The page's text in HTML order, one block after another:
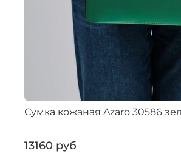
Сумка кожаная Azaro 30586
13160 руб